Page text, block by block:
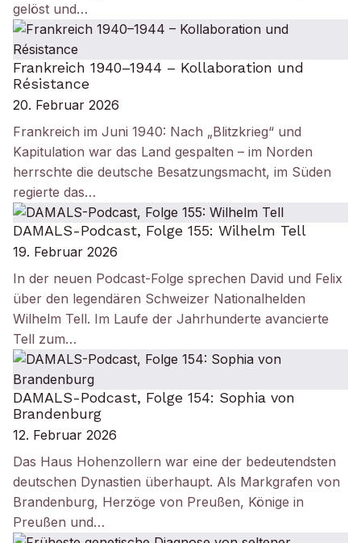
gelöst und…
Frankreich 1940–1944 – Kollaboration und
Résistance
20. Februar 2026
Frankreich im Juni 1940: Nach „Blitzkrieg“ und
Kapitulation war das Land gespalten – im Norden
herrschte die deutsche Besatzungsmacht, im Süden
regierte das…
DAMALS-Podcast, Folge 155: Wilhelm Tell
19. Februar 2026
In der neuen Podcast-Folge sprechen David und Felix
über den legendären Schweizer Nationalhelden
Wilhelm Tell. Im Laufe der Jahrhunderte avancierte
Tell zum…
DAMALS-Podcast, Folge 154: Sophia von
Brandenburg
12. Februar 2026
Das Haus Hohenzollern war eine der bedeutendsten
deutschen Dynastien überhaupt. Als Markgrafen von
Brandenburg, Herzöge von Preußen, Könige in
Preußen und…